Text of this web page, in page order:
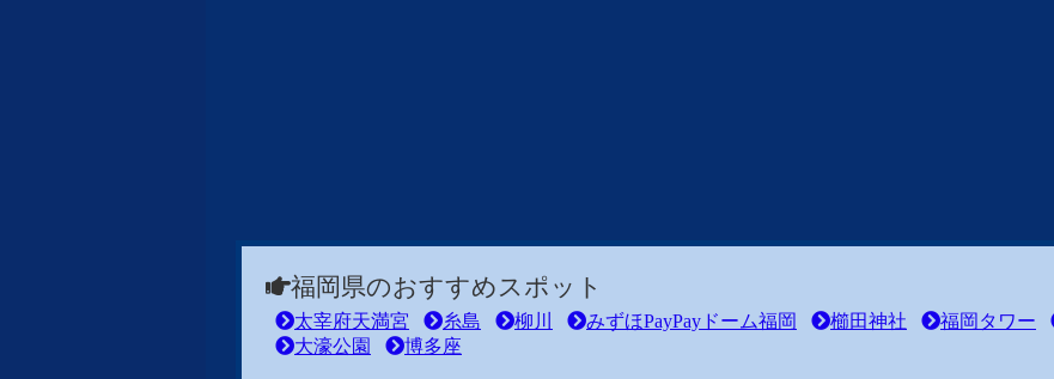
福岡県のおすすめスポット
太宰府天満宮 糸島 柳川 みずほPayPayドーム福岡 櫛田神社 福岡タワー
大濠公園
博多座